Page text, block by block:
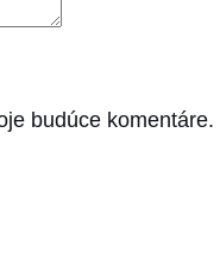
budúce komentáre.